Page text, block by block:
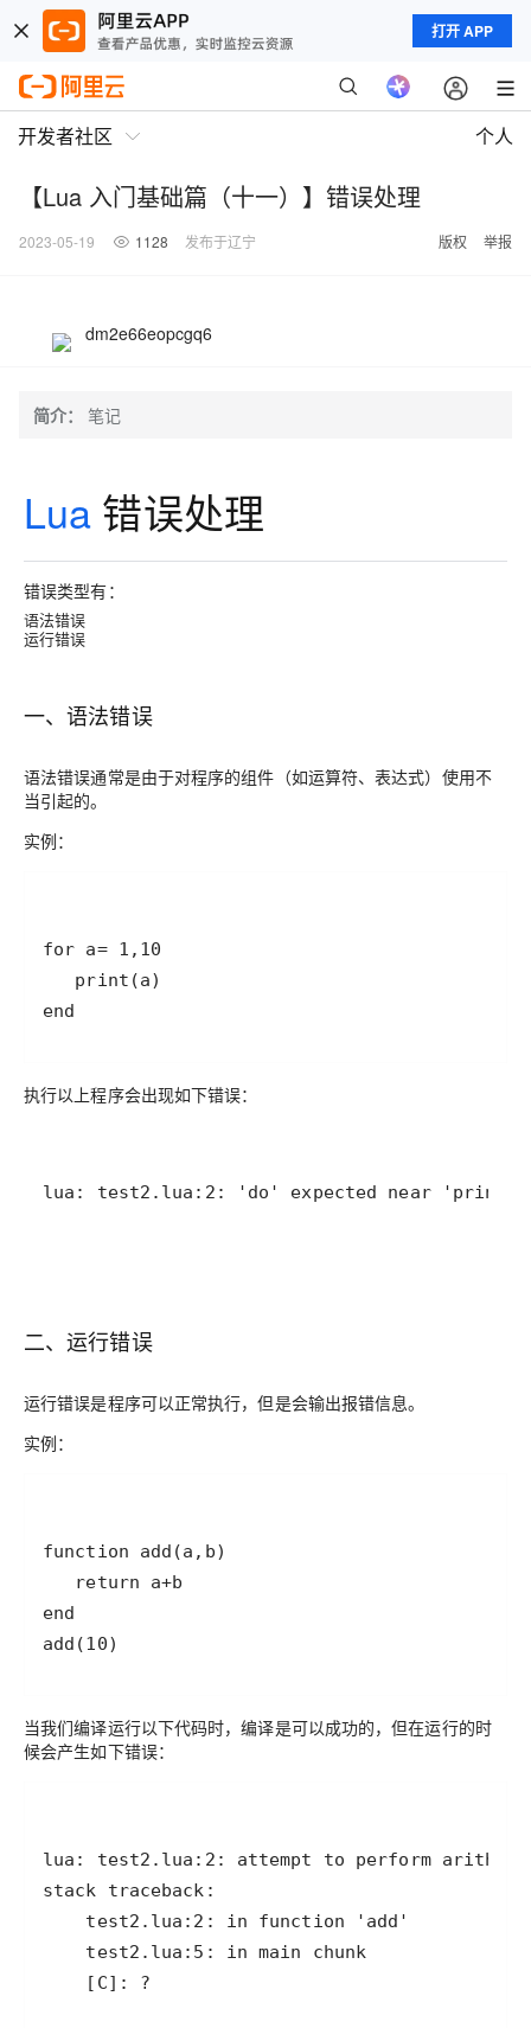
打开 APP
开发者社区 个人
【Lua 入门基础篇（十一）】错误处理
2023-05-19 1128 发布于辽宁 版权 举报
dm2e66eopcgq6
简介： 笔记
Lua 错误处理
错误类型有：
语法错误
运行错误
一、语法错误
语法错误通常是由于对程序的组件（如运算符、表达式）使用不
当引起的。
实例：
end
执行以上程序会出现如下错误：
lua: test2.lua:2: 'do' expected near 'print'
二、运行错误
运行错误是程序可以正常执行，但是会输出报错信息。
实例：
add(10)
当我们编译运行以下代码时，编译是可以成功的，但在运行的时
候会产生如下错误：
    [C]: ?